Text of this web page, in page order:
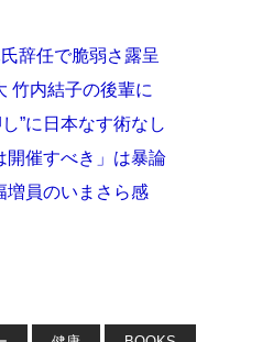
辞任で脆弱さ露呈
竹内結子の後輩に
”に日本なす術なし
開催すべき」は暴論
増員のいまさら感